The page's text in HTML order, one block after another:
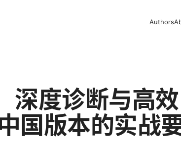
Authors
深度诊断与高效
国版本的实战